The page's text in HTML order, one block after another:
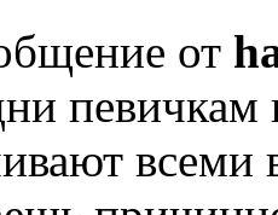
от
певичкам